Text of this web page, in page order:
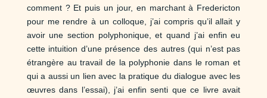
comment ? Et puis un jour, en marchant à Fredericton
pour me rendre à un colloque, j’ai compris qu’il allait y
avoir une section polyphonique, et quand j’ai enfin eu
cette intuition d’une présence des autres (qui n’est pas
étrangère au travail de la polyphonie dans le roman et
qui a aussi un lien avec la pratique du dialogue avec les
œuvres dans l’essai), j’ai enfin senti que ce livre avait